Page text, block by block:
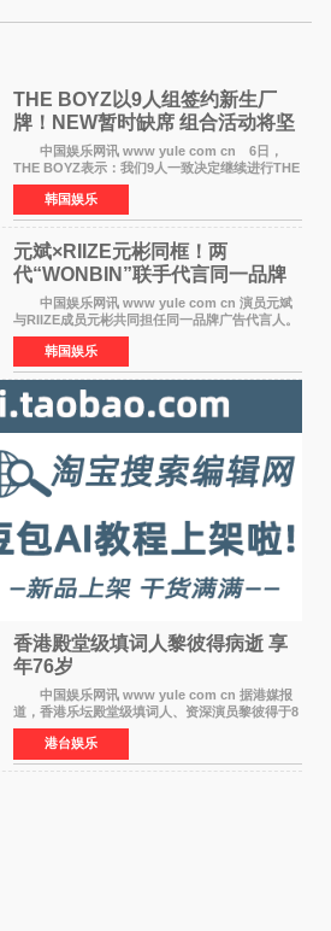
THE BOYZ以9人组签约新生厂
牌！NEW暂时缺席 组合活动将坚
定不移继续
中国娱乐网讯 www yule com cn 6日，
THE BOYZ表示：我们9人一致决定继续进行THE
BOYZ组合活动，并且已经完成了组合团体活动
签约。目前正在新生厂牌下进行活动准备。尚未
离开THE BOYZ原所
韩国娱乐
元斌×RIIZE元彬同框！两
代“WONBIN”联手代言同一品牌
颜值天花板合体
中国娱乐网讯 www yule com cn 演员元斌
与RIIZE成员元彬共同担任同一品牌广告代言人。
6日据独家报道，继演员元斌之后，RIIZE元彬最
近也被选为某在线中介平台A公司的共同广告代言
人，两人将作
韩国娱乐
香港殿堂级填词人黎彼得病逝 享
年76岁​
中国娱乐网讯 www yule com cn 据港媒报
道，香港乐坛殿堂级填词人、资深演员黎彼得于8
月5日上午因病离世，终年76岁。好友钟志光透
露，黎彼得今年3月中风后便卧床休养，身体机能
持续衰退，最
港台娱乐